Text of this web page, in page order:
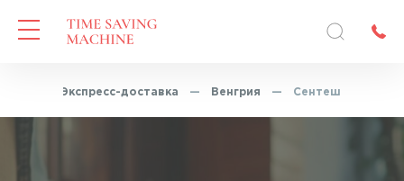
Экспресс-доставка — Венгрия — Сентеш